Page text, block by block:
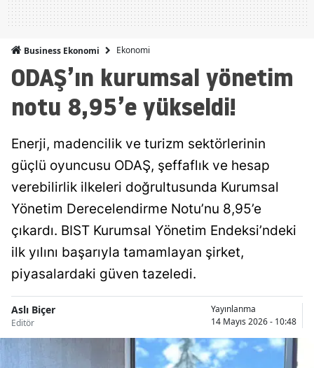
Business Ekonomi Ekonomi
ODAŞ’ın kurumsal yönetim
notu 8,95’e yükseldi!
Enerji, madencilik ve turizm sektörlerinin
güçlü oyuncusu ODAŞ, şeffaflık ve hesap
verebilirlik ilkeleri doğrultusunda Kurumsal
Yönetim Derecelendirme Notu’nu 8,95’e
çıkardı. BIST Kurumsal Yönetim Endeksi’ndeki
ilk yılını başarıyla tamamlayan şirket,
piyasalardaki güven tazeledi.
Aslı Biçer
Editör
Yayınlanma
14 Mayıs 2026 - 10:48